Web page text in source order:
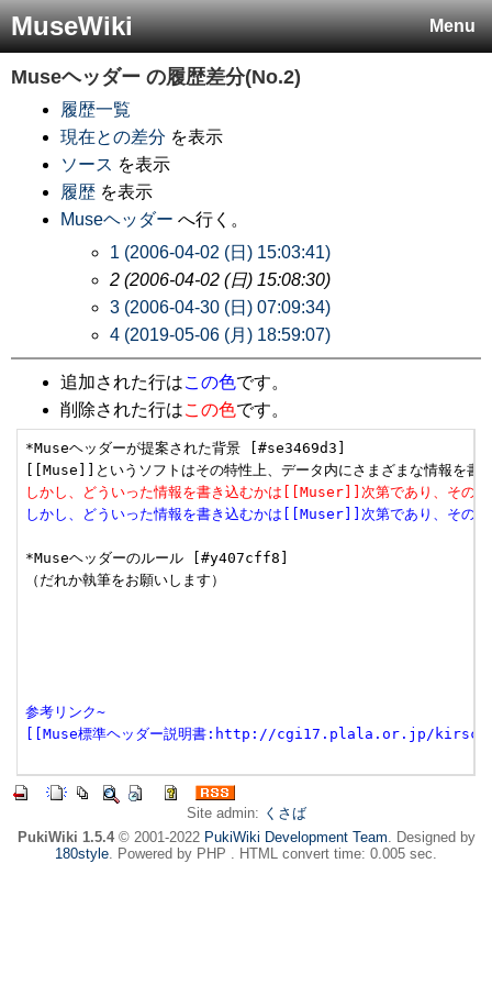
Menu
MuseWiki
Museヘッダー の履歴差分(No.2)
履歴一覧
現在との差分 を表示
ソース を表示
履歴 を表示
Museヘッダー へ行く。
1 (2006-04-02 (日) 15:03:41)
2 (2006-04-02 (日) 15:08:30)
3 (2006-04-30 (日) 07:09:34)
4 (2019-05-06 (月) 18:59:07)
追加された行はこの色です。
削除された行はこの色です。
*Museヘッダーが提案された背景 [#se3469d3]
しかし、どういった情報を書き込むかは[[Muser]]次第であり、その書
しかし、どういった情報を書き込むかは[[Muser]]次第であり、その書
*Museヘッダーのルール [#y407cff8]
（だれか執筆をお願いします）
参考リンク~
[[Muse標準ヘッダー説明書:http://cgi17.plala.or.jp/
Site admin: くさば
PukiWiki 1.5.4© 2001-2022 PukiWiki Development Team. Designed by
180style. Powered by PHP . HTML convert time: 0.005 sec.